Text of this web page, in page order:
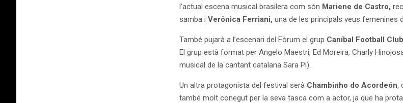
l’actual escena musical brasilera com són Mariene de Castro,
samba i Verônica Ferriani, una de les principals veus femenines
També pujarà a l’escenari del Fòrum el grup Caníbal Football Club
El grup està format per Angelo Maestri, Ed Moreira, Charly
musical de la cantant catalana Sara Pi).
Un altra protagonista del festival serà Chambinho do Acordeón,
també molt conegut per la seva tasca com a actor, ja que ha